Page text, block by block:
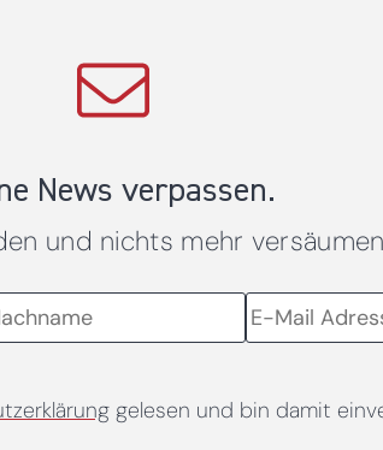
News verpassen.
und nichts mehr
gelesen und bin damit